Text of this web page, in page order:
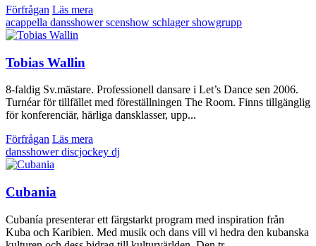
Förfrågan Läs mera
acappella dansshowerscenshow schlagershowgrupp
Tobias Wallin
8-faldig Sv.mästare. Professionell dansare i Let’s Dance sen 2006.
Turnéar för tillfället med föreställningen The Room. Finns tillgänglig
för konferenciär, härliga dansklasser, upp...
Förfrågan Läs mera
dansshowerdiscjockey dj
Cubania
Cubanía presenterar ett färgstarkt program med inspiration från
Kuba och Karibien. Med musik och dans vill vi hedra den kubanska